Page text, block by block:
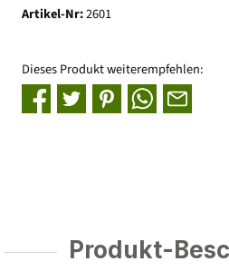
Artikel-Nr:2601
Dieses Produkt weiterempfehlen:
Produkt-